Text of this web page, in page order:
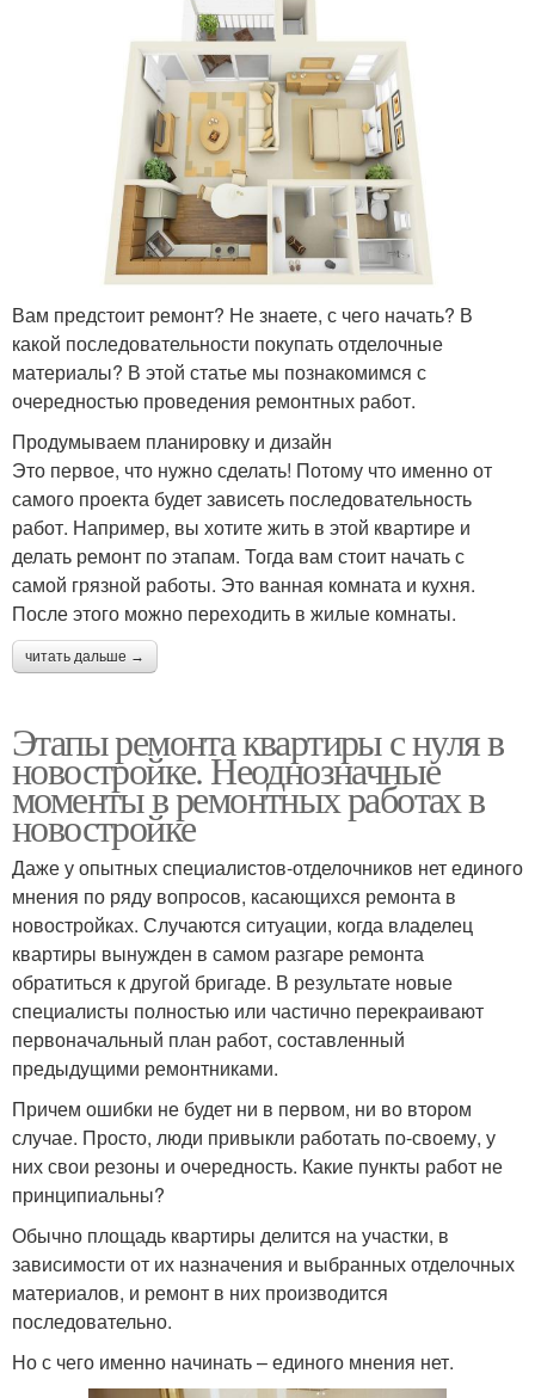
Вам предстоит ремонт? Не знаете, с чего начать? В
какой последовательности покупать отделочные
материалы? В этой статье мы познакомимся с
очередностью проведения ремонтных работ.
Продумываем планировку и дизайн
Это первое, что нужно сделать! Потому что именно от
самого проекта будет зависеть последовательность
работ. Например, вы хотите жить в этой квартире и
делать ремонт по этапам. Тогда вам стоит начать с
самой грязной работы. Это ванная комната и кухня.
После этого можно переходить в жилые комнаты.
читать дальше →
Этапы ремонта квартиры с нуля в
новостройке. Неоднозначные
моменты в ремонтных работах в
новостройке
Даже у опытных специалистов-отделочников нет единого
мнения по ряду вопросов, касающихся ремонта в
новостройках. Случаются ситуации, когда владелец
квартиры вынужден в самом разгаре ремонта
обратиться к другой бригаде. В результате новые
специалисты полностью или частично перекраивают
первоначальный план работ, составленный
предыдущими ремонтниками.
Причем ошибки не будет ни в первом, ни во втором
случае. Просто, люди привыкли работать по-своему, у
них свои резоны и очередность. Какие пункты работ не
принципиальны?
Обычно площадь квартиры делится на участки, в
зависимости от их назначения и выбранных отделочных
материалов, и ремонт в них производится
последовательно.
Но с чего именно начинать – единого мнения нет.